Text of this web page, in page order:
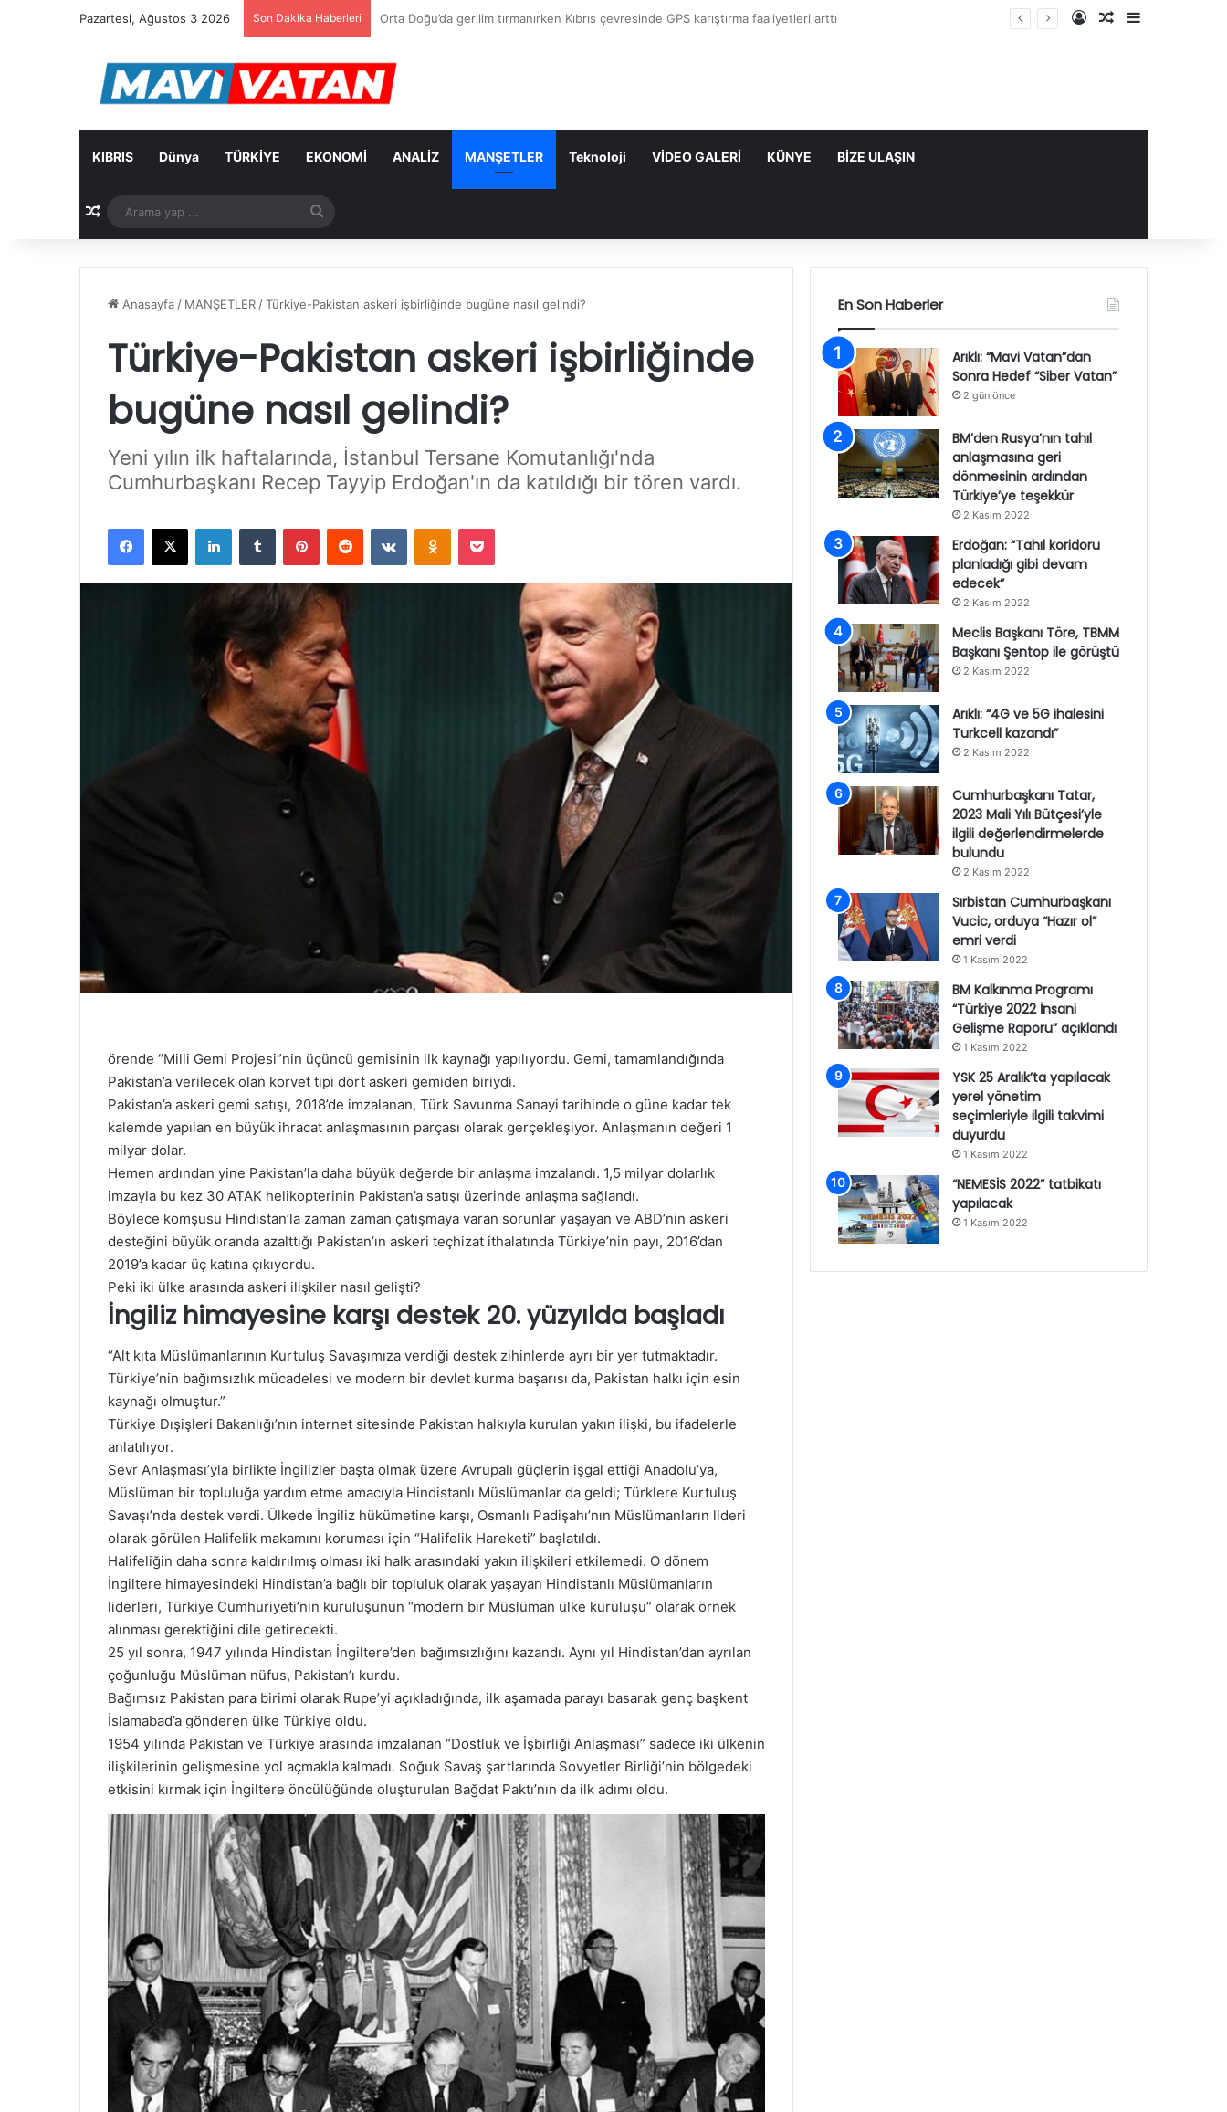
Pazartesi, Ağustos 3 2026 Son Dakika Haberleri Arıklı: “Mavi Vatan”dan Sonra Hedef “Siber Vatan” Kayıt OlRastgele Makale
Kenar
KIBRIS Dünya TÜRKİYE EKONOMİ ANALİZ MANŞETLER Teknoloji VİDEO GALERİ KÜNYE BİZE ULAŞIN
Rastgele Makale
yap
Anasayfa / MANŞETLER /Türkiye-Pakistan askeri işbirliğinde bugüne nasıl gelindi?
Türkiye-Pakistan askeri işbirliğinde
bugüne nasıl gelindi?
Yeni yılın ilk haftalarında, İstanbul Tersane Komutanlığı'nda
Cumhurbaşkanı Recep Tayyip Erdoğan'ın da katıldığı bir tören vardı.
Facebook
X LinkedInTumblr PinterestReddit VKontakteOdnoklassniki
Pocket
örende “Milli Gemi Projesi”nin üçüncü gemisinin ilk kaynağı yapılıyordu. Gemi, tamamlandığında
Pakistan’a verilecek olan korvet tipi dört askeri gemiden biriydi.
Pakistan’a askeri gemi satışı, 2018’de imzalanan, Türk Savunma Sanayi tarihinde o güne kadar tek
kalemde yapılan en büyük ihracat anlaşmasının parçası olarak gerçekleşiyor. Anlaşmanın değeri 1
milyar dolar.
Hemen ardından yine Pakistan’la daha büyük değerde bir anlaşma imzalandı. 1,5 milyar dolarlık
imzayla bu kez 30 ATAK helikopterinin Pakistan’a satışı üzerinde anlaşma sağlandı.
Böylece komşusu Hindistan’la zaman zaman çatışmaya varan sorunlar yaşayan ve ABD’nin askeri
desteğini büyük oranda azalttığı Pakistan’ın askeri teçhizat ithalatında Türkiye’nin payı, 2016’dan
2019’a kadar üç katına çıkıyordu.
Peki iki ülke arasında askeri ilişkiler nasıl gelişti?
İngiliz himayesine karşı destek 20. yüzyılda başladı
“Alt kıta Müslümanlarının Kurtuluş Savaşımıza verdiği destek zihinlerde ayrı bir yer tutmaktadır.
Türkiye’nin bağımsızlık mücadelesi ve modern bir devlet kurma başarısı da, Pakistan halkı için esin
kaynağı olmuştur.”
Türkiye Dışişleri Bakanlığı’nın internet sitesinde Pakistan halkıyla kurulan yakın ilişki, bu ifadelerle
anlatılıyor.
Sevr Anlaşması’yla birlikte İngilizler başta olmak üzere Avrupalı güçlerin işgal ettiği Anadolu’ya,
Müslüman bir topluluğa yardım etme amacıyla Hindistanlı Müslümanlar da geldi; Türklere Kurtuluş
Savaşı’nda destek verdi. Ülkede İngiliz hükümetine karşı, Osmanlı Padişahı’nın Müslümanların lideri
olarak görülen Halifelik makamını koruması için “Halifelik Hareketi” başlatıldı.
Halifeliğin daha sonra kaldırılmış olması iki halk arasındaki yakın ilişkileri etkilemedi. O dönem
İngiltere himayesindeki Hindistan’a bağlı bir topluluk olarak yaşayan Hindistanlı Müslümanların
liderleri, Türkiye Cumhuriyeti’nin kuruluşunun “modern bir Müslüman ülke kuruluşu” olarak örnek
alınması gerektiğini dile getirecekti.
25 yıl sonra, 1947 yılında Hindistan İngiltere’den bağımsızlığını kazandı. Aynı yıl Hindistan’dan ayrılan
çoğunluğu Müslüman nüfus, Pakistan’ı kurdu.
Bağımsız Pakistan para birimi olarak Rupe’yi açıkladığında, ilk aşamada parayı basarak genç başkent
İslamabad’a gönderen ülke Türkiye oldu.
1954 yılında Pakistan ve Türkiye arasında imzalanan “Dostluk ve İşbirliği Anlaşması” sadece iki ülkenin
ilişkilerinin gelişmesine yol açmakla kalmadı. Soğuk Savaş şartlarında Sovyetler Birliği’nin bölgedeki
etkisini kırmak için İngiltere öncülüğünde oluşturulan Bağdat Paktı’nın da ilk adımı oldu.
En Son Haberler
Arıklı: “Mavi Vatan”dan
Sonra Hedef “Siber Vatan”
2 gün önce
BM’den Rusya’nın tahıl
anlaşmasına geri
dönmesinin ardından
Türkiye’ye teşekkür
2 Kasım 2022
Erdoğan: “Tahıl koridoru
planladığı gibi devam
edecek”
2 Kasım 2022
Meclis Başkanı Töre, TBMM
Başkanı Şentop ile görüştü
2 Kasım 2022
Arıklı: “4G ve 5G ihalesini
Turkcell kazandı”
2 Kasım 2022
Cumhurbaşkanı Tatar,
2023 Mali Yılı Bütçesi’yle
ilgili değerlendirmelerde
bulundu
2 Kasım 2022
Sırbistan Cumhurbaşkanı
Vucic, orduya “Hazır ol”
emri verdi
1 Kasım 2022
BM Kalkınma Programı
“Türkiye 2022 İnsani
Gelişme Raporu” açıklandı
1 Kasım 2022
YSK 25 Aralık’ta yapılacak
yerel yönetim
seçimleriyle ilgili takvimi
duyurdu
1 Kasım 2022
“NEMESİS 2022” tatbikatı
yapılacak
1 Kasım 2022